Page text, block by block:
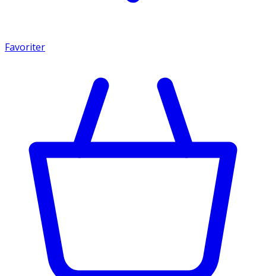
Favoriter